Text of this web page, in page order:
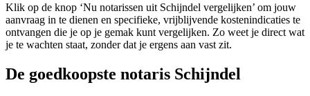
Klik op de knop ‘Nu notarissen uit Schijndel vergelijken’ om jouw
aanvraag in te dienen en specifieke, vrijblijvende kostenindicaties te
ontvangen die je op je gemak kunt vergelijken. Zo weet je direct wat
je te wachten staat, zonder dat je ergens aan vast zit.
De goedkoopste notaris Schijndel